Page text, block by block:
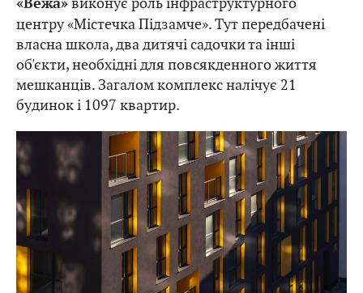
«Вежа»
центру «Містечка Підзамче». Тут передбачені
власна школа, два дитячі садочки та інші
об'єкти, необхідні для повсякденного життя
мешканців. Загалом комплекс налічує 21
будинок і 1097 квартир.